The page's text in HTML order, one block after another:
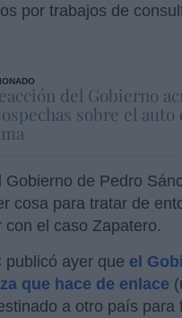
por trabajos de
del Gobierno
sobre el auto
Gobierno de Pedro
cosa para tratar de
el caso Zapatero.
publicó ayer que el
que hace de enlace
a otro país para